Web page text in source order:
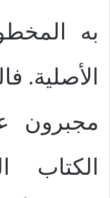
به
الأصلية.
مجبرون
الكتاب